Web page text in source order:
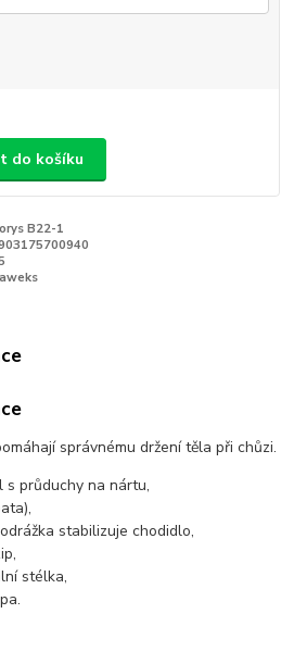
do košíku
B22-1
správnému držení těla při chůzi.
průduchy na nártu,
stabilizuje chodidlo,
stélka,